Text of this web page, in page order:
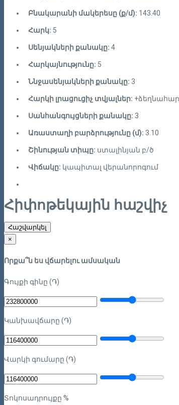
Բնակարանի մակերեսը (ք/մ): 143.40
Հարկ: 5
Սենյակների քանակը: 4
Հարկայնությունը: 5
Ննջասենյակների քանակը: 3
Հարկի լրացուցիչ տվյալներ:
Սանհանգույցների քանակը: 3
Առաստաղի բարձրությունը (մ): 3.10
Շինության տիպը: ստալինյան բ/ծ
Վիճակը: կապիտալ վերանորոգում
Հիփոթեկային հաշվիչ
Հաշվարկել
×
Որքա՞ն ես վճարելու ամսական
Գույքի գինը (֏)
Կանխավճարը (֏)
Վարկի գումարը (֏)
Տոկոսադրույքը %